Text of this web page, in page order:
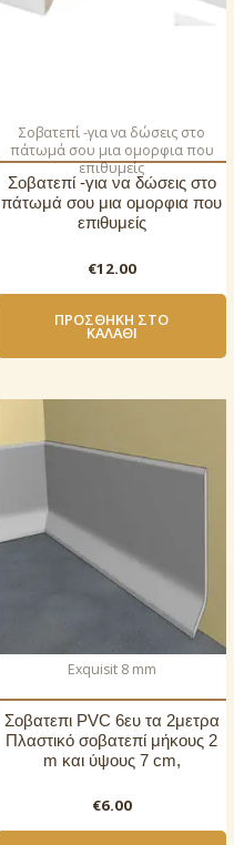
Σοβατεπί -για να δώσεις στο
πάτωμά σου μια ομορφια που
επιθυμείς
Σοβατεπί -για να δώσεις στο
πάτωμά σου μια ομορφια που
επιθυμείς
€12.00
ΠΡΟΣΘΉΚΗ ΣΤΟ
ΚΑΛΆΘΙ
Exquisit 8 mm
Σοβατεπι PVC 6ευ τα 2μετρα
Πλαστικό σοβατεπί μήκους 2
m και ύψους 7 cm,
€6.00